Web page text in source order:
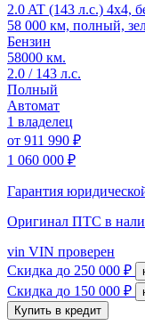
2.0 AT (143 л.с.) 4x4,
58 000 км, полный,
Бензин
58000 км.
2.0 / 143 л.с.
Полный
Автомат
1 владелец
от 911 990 ₽
1 060 000 ₽
Гарантия
Оригинал ПТС в
vin VIN проверен
Скидка до 250 000 ₽
Скидка до 150 000 ₽
Купить в кредит